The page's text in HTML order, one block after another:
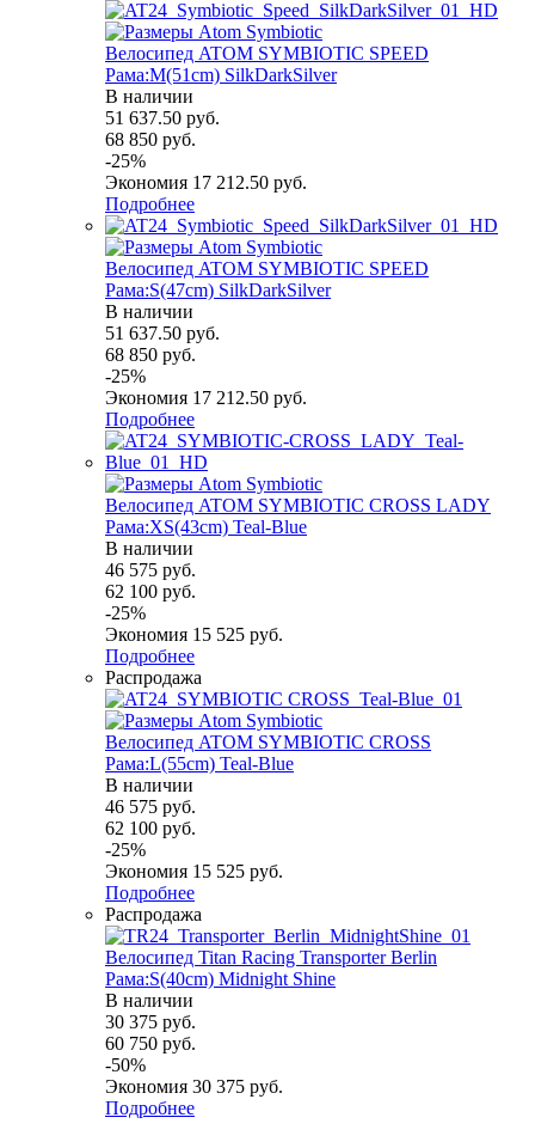
Велосипед ATOM SYMBIOTIC SPEED
Рама:M(51cm) SilkDarkSilver
В наличии
51 637.50 руб.
68 850 руб.
-25%
Экономия 17 212.50 руб.
Подробнее
Велосипед ATOM SYMBIOTIC SPEED
Рама:S(47cm) SilkDarkSilver
В наличии
51 637.50 руб.
68 850 руб.
-25%
Экономия 17 212.50 руб.
Подробнее
Велосипед ATOM SYMBIOTIC CROSS LADY
Рама:XS(43cm) Teal-Blue
В наличии
46 575 руб.
62 100 руб.
-25%
Экономия 15 525 руб.
Подробнее
Распродажа
Велосипед ATOM SYMBIOTIC CROSS
Рама:L(55cm) Teal-Blue
В наличии
46 575 руб.
62 100 руб.
-25%
Экономия 15 525 руб.
Подробнее
Распродажа
Велосипед Titan Racing Transporter Berlin
Рама:S(40cm) Midnight Shine
В наличии
30 375 руб.
60 750 руб.
-50%
Экономия 30 375 руб.
Подробнее